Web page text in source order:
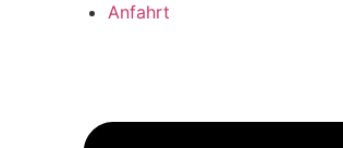
Anfahrt